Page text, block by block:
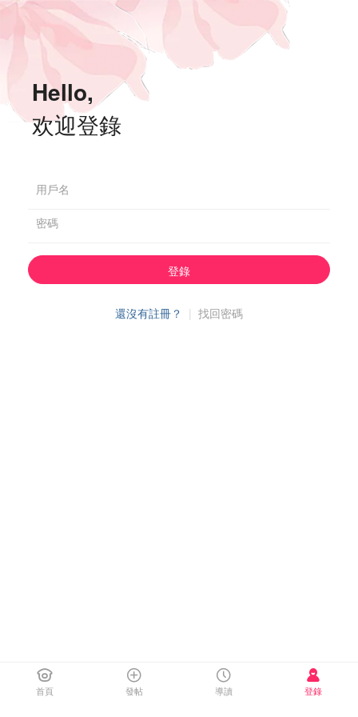
Hello,
欢迎登錄
用戶名
密碼
登錄
還沒有註冊？ | 找回密碼
首頁 發帖 導讀 登錄